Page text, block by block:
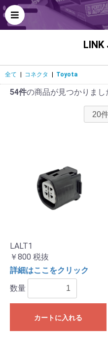
LINK
全て コネクタ Toyota
54件の商品が見つかりまし
LALT1
￥800 税抜
詳細はここをクリック
数量
カートに入れる